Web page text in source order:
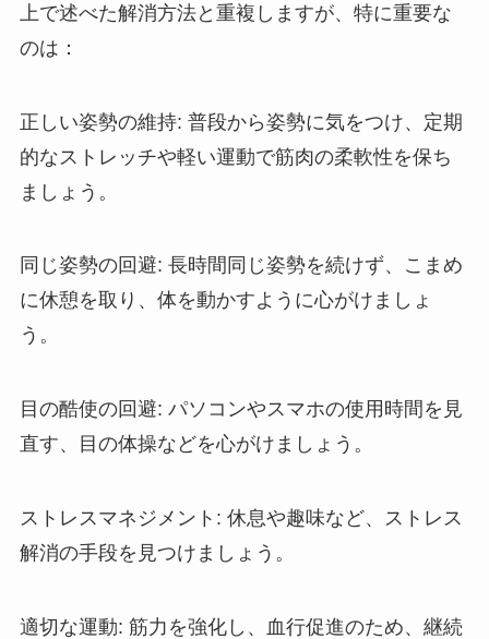
上で述べた解消方法と重複しますが、特に重要な
のは：
正しい姿勢の維持: 普段から姿勢に気をつけ、定期
的なストレッチや軽い運動で筋肉の柔軟性を保ち
ましょう。
同じ姿勢の回避: 長時間同じ姿勢を続けず、こまめ
に休憩を取り、体を動かすように心がけましょ
う。
目の酷使の回避: パソコンやスマホの使用時間を見
直す、目の体操などを心がけましょう。
ストレスマネジメント: 休息や趣味など、ストレス
解消の手段を見つけましょう。
適切な運動: 筋力を強化し、血行促進のため、継続